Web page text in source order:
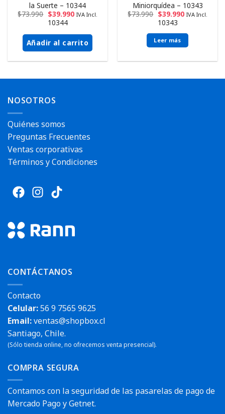
la Suerte – 10344
$73.990 $39.990 IVA Incl.
10344
Añadir al carrito
Miniorquídea – 10343
$73.990 $39.990 IVA Incl.
10343
Leer más
NOSOTROS
Quiénes somos
Preguntas Frecuentes
Ventas corporativas
Términos y Condiciones
CONTÁCTANOS
Contacto
Celular:56 9 7565 9625
Email:ventas@shopbox.cl
Santiago, Chile.
(Sólo tienda online, no ofrecemos venta presencial).
COMPRA SEGURA
Contamos con la seguridad de las pasarelas de pago de
Mercado Pago y Getnet.